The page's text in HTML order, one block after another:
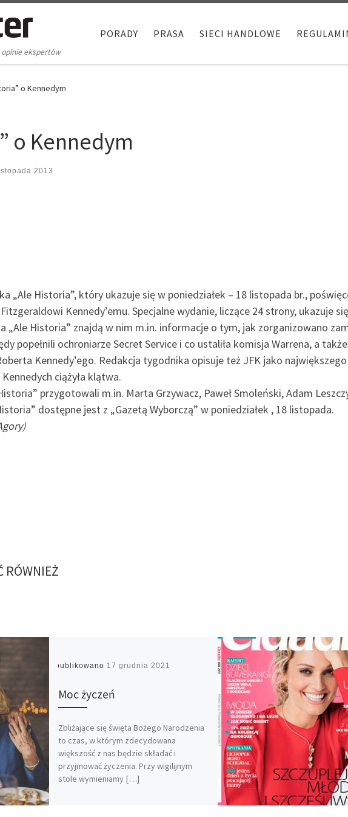
opinie ekspertów
PORADY PRASA SIECI HANDLOWE
o Kennedym
o Kennedym
2013
„Ale Historia”, który ukazuje się w poniedziałek – 18 listopada br.,
Kennedy’emu. Specjalne wydanie, liczące 24 strony, ukazuje
„Ale Historia” znajdą w nim m.in. informacje o tym, jak zorganizowano
popełnili ochroniarze Secret Service i co ustaliła komisja Warrena, a
Kennedy’ego. Redakcja tygodnika opisuje też JFK jako
ciążyła klątwa.
przygotowali m.in. Marta Grzywacz, Paweł Smoleński, Adam
dostępne jest z „Gazetą Wyborczą” w poniedziałek , 18 listopada.
RÓWNIEŻ
Opublikowano 17 grudnia 2021
Moc życzeń
Zbliżające się święta Bożego Narodzenia
to czas, w którym zdecydowana
większość z nas będzie składać i
przyjmować życzenia. Przy wigilijnym
stole wymieniamy […]